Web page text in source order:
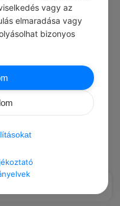
vagy az
elmaradása vagy
bizonyos